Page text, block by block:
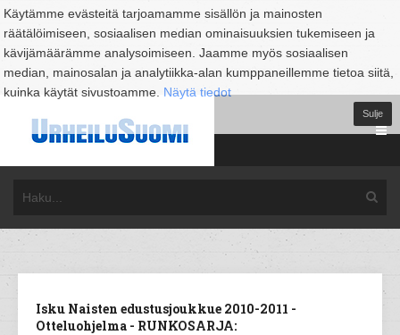
Käytämme evästeitä tarjoamamme sisällön ja mainosten
räätälöimiseen, sosiaalisen median ominaisuuksien tukemiseen ja
kävijämäärämme analysoimiseen. Jaamme myös sosiaalisen
median, mainosalan ja analytiikka-alan kumppaneillemme tietoa siitä,
kuinka käytät sivustoamme. Näytä tiedot
Sulje
Isku Naisten edustusjoukkue 2010-2011 -
Otteluohjelma - RUNKOSARJA: